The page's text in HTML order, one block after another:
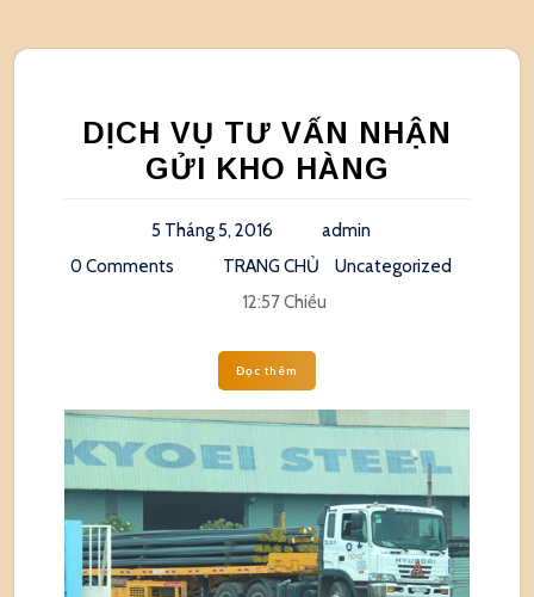
DỊCH VỤ TƯ VẤN NHẬN
GỬI KHO HÀNG
5 Tháng 5, 2016
admin
0 Comments
TRANG CHỦ
Uncategorized
12:57 Chiều
Đọc thêm